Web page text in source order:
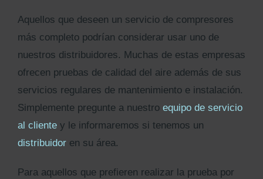
Aquellos que deseen un servicio de compresores
más completo podrían considerar usar uno de
nuestros distribuidores. Muchas de estas empresas
ofrecen pruebas de calidad del aire además de sus
servicios regulares de mantenimiento e instalación.
Simplemente pregunte a nuestro equipo de servicio
al clientey le informaremos si tenemos un
distribuidoren su área.
Para aquellos que prefieren realizar la prueba por